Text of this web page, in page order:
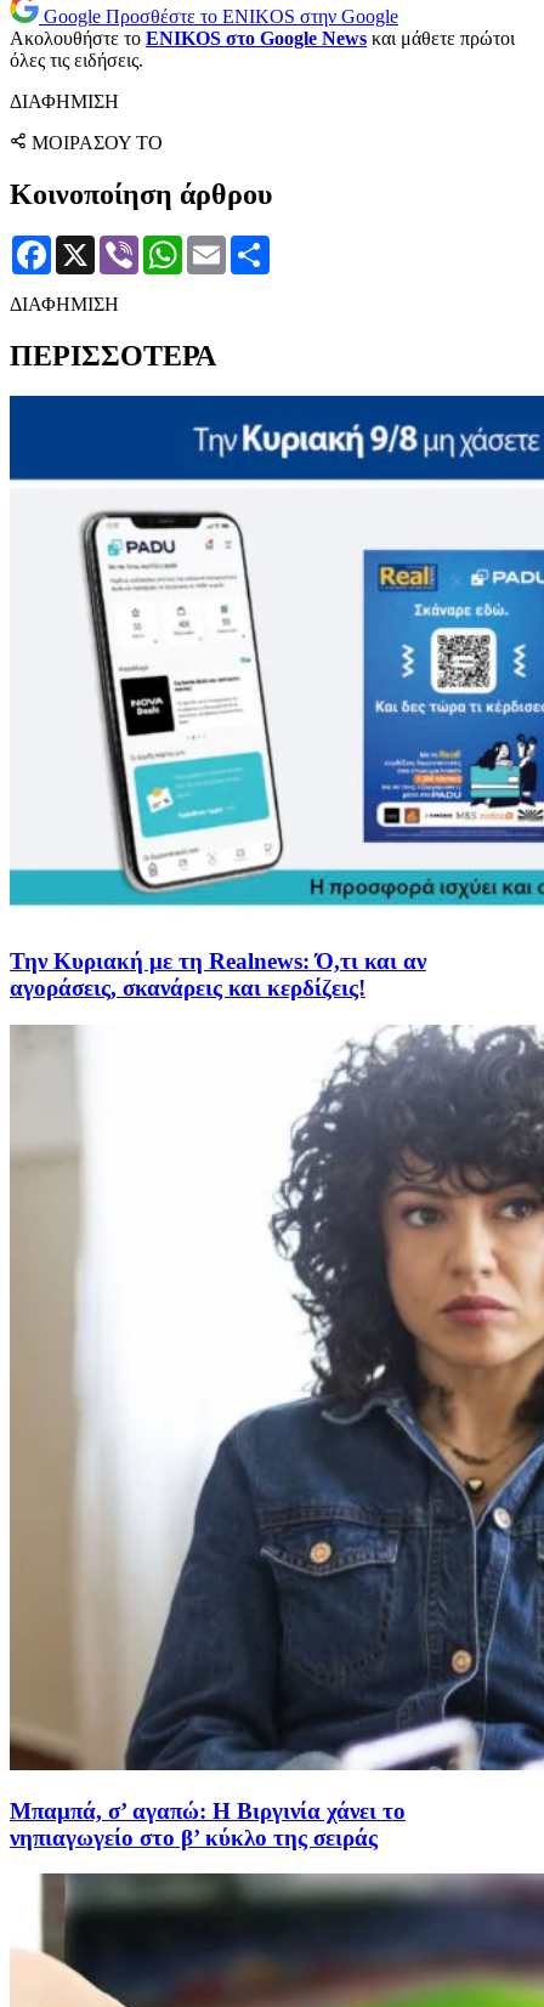
Google Προσθέστε το ENIKOS στην Google
Ακολουθήστε το ENIKOS στο Google News και μάθετε πρώτοι
όλες τις ειδήσεις.
ΔΙΑΦΗΜΙΣΗ
ΜΟΙΡΑΣΟΥ ΤΟ
Κοινοποίηση άρθρου
Facebook
X Viber WhatsApp
Email
ΔΙΑΦΗΜΙΣΗ
ΠΕΡΙΣΣΟΤΕΡΑ
Την Κυριακή με τη Realnews: Ό,τι και αν
αγοράσεις, σκανάρεις και κερδίζεις!
Μπαμπά, σ’ αγαπώ: Η Βιργινία χάνει το
νηπιαγωγείο στο β’ κύκλο της σειράς